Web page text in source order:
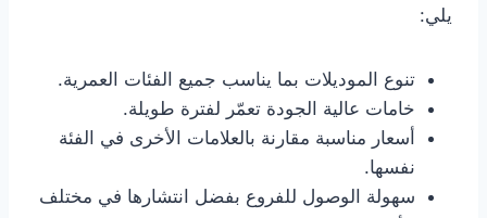
يلي:
تنوع الموديلات بما يناسب جميع الفئات العمرية.
خامات عالية الجودة تعمّر لفترة طويلة.
أسعار مناسبة مقارنة بالعلامات الأخرى في الفئة
نفسها.
سهولة الوصول للفروع بفضل انتشارها في مختلف